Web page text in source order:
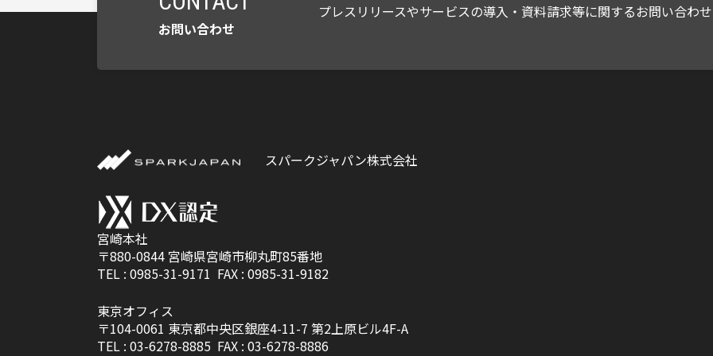
お問い合わせ
プレスリリースやサービスの導入・資料請求等に関するお問い合わ
スパークジャパン株式会社
宮崎本社
〒880-0844 宮崎県宮崎市柳丸町85番地
TEL : 0985-31-9171 FAX : 0985-31-9182
東京オフィス
〒104-0061 東京都中央区銀座4-11-7 第2上原ビル4F-A
TEL : 03-6278-8885 FAX : 03-6278-8886